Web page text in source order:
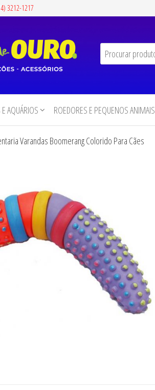
3212-1217
E AQUÁRIOS ROEDORES E PEQUENOS ANIMAIS
Varandas Boomerang Colorido Para Cães